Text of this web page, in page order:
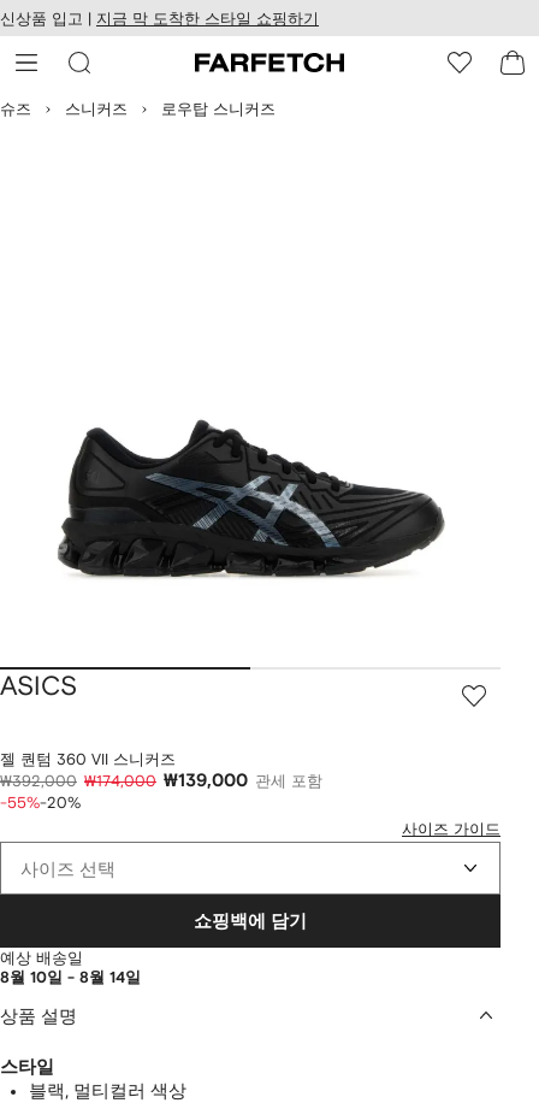
츠
건
뛰
치
웹
접
성
신상품 입고 | 지금 막 도착한 스타일 쇼핑하기
슈즈 스니커즈 로우탑 스니커즈
ASICS
젤 퀀텀 360 VII 스니커즈
₩392,000 ₩174,000 ₩139,000 관세 포함
-55%-20%
사이즈 가이드
사이즈 선택
쇼핑백에 담기
예상 배송일
8월 10일 - 8월 14일
상품 설명
스타일
블랙, 멀티컬러 색상